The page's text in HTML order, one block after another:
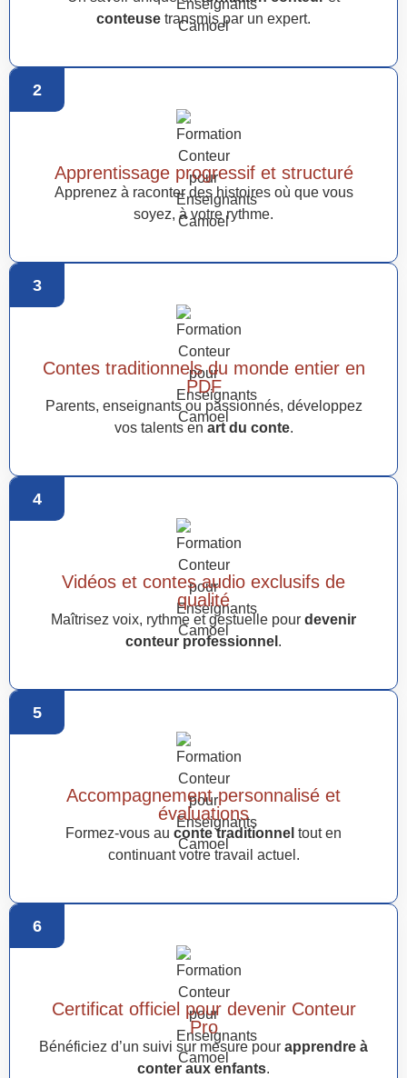
conteuse transmis par un expert.
2
Apprentissage progressif et structuré
Apprenez à raconter des histoires où que vous
soyez, à votre rythme.
3
Contes traditionnels du monde entier en
PDF
Parents, enseignants ou passionnés, développez
vos talents en art du conte.
4
Vidéos et contes audio exclusifs de
qualité
Maîtrisez voix, rythme et gestuelle pour devenir
conteur professionnel .
5
Accompagnement personnalisé et
évaluations
Formez-vous au conte traditionnel tout en
continuant votre travail actuel.
6
Certificat officiel pour devenir Conteur
Pro
Bénéficiez d’un suivi sur mesure pour apprendre à
conter aux enfants.